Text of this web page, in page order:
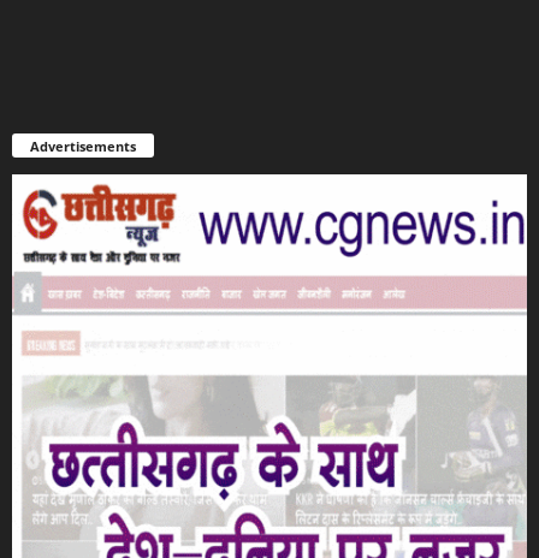
Advertisements